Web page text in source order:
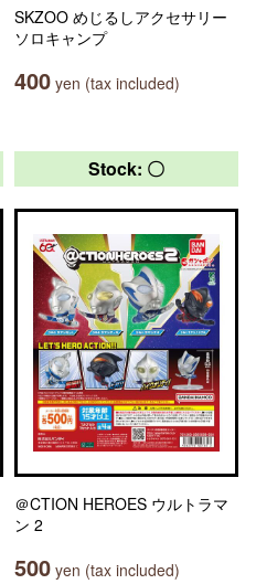
SKZOO めじるしアクセサリー
ソロキャンプ
400 yen (tax included)
Stock: 〇
＠CTION HEROES ウルトラマ
ン 2
500 yen (tax included)